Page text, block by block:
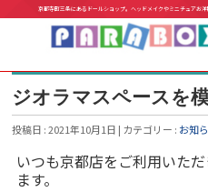
京都寺町三条にあるドールショップ。ヘッドメイクやミニチュアお
ジオラマスペースを
投稿日 : 2021年10月1日 | カテゴリー : お知
いつも京都店をご利用いた
ます。